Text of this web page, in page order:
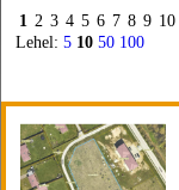
1 2 3 4 5 6 7 8 9 10
Lehel: 5 10 50 100